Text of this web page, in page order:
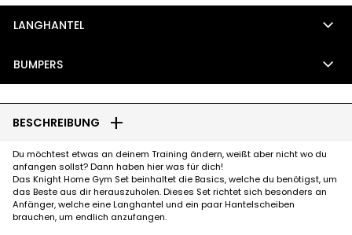
LANGHANTEL keyboard_arrow_down
BUMPERS keyboard_arrow_down
BESCHREIBUNG add
Du möchtest etwas an deinem Training ändern, weißt aber nicht wo du
anfangen sollst? Dann haben hier was für dich!
Das Knight Home Gym Set beinhaltet die Basics, welche du benötigst, um
das Beste aus dir herauszuholen. Dieses Set richtet sich besonders an
Anfänger, welche eine Langhantel und ein paar Hantelscheiben
brauchen, um endlich anzufangen.